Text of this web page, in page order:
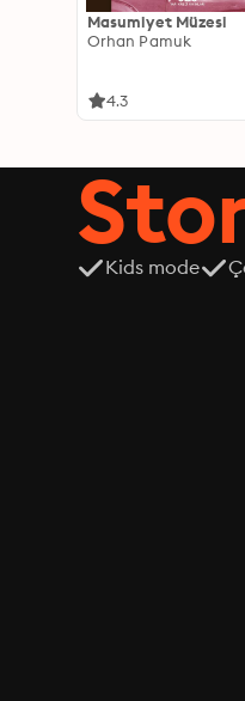
Masumiyet Müzesi
Orhan Pamuk
4.3
Kids mode